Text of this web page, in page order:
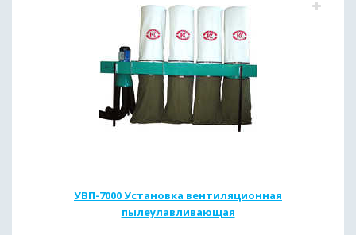
УВП-7000 Установка вентиляционная
пылеулавливающая